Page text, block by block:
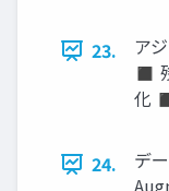
23.
ア
◼
化
24.
デ